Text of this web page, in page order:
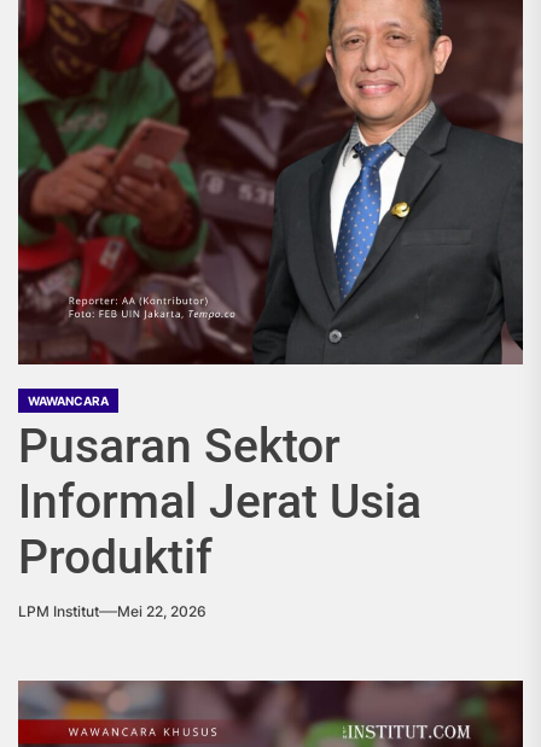
WAWANCARA
Pusaran Sektor
Informal Jerat Usia
Produktif
LPM Institut Mei 22, 2026